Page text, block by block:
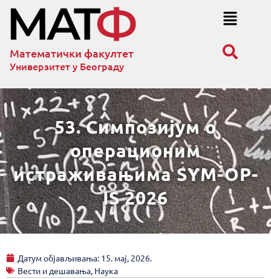
Математички факултет
Универзитет у Београду
53. Симпозијум о
операционим
истраживањима SYM-OP-
IS 2026
Датум објављивања: 15. мај, 2026.
Вести и дешавања, Наука